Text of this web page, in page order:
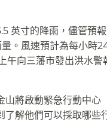
英寸的降雨，儘管預
量。風速預計為每小
午向三藩市發出洪水
山將啟動緊急行動中心
解他們可以採取哪些